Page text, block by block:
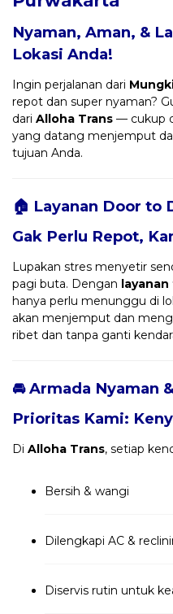
Nyaman, Aman, &
Lokasi Anda!
Ingin perjalanan dari
repot dan super nyaman?
dari Alloha Trans — cukup
yang datang menjemput
tujuan Anda.
🏠 Layanan Door to
Gak Perlu Repot,
Lupakan stres menyetir
pagi buta. Dengan
hanya perlu menunggu di
akan menjemput dan
ribet dan tanpa ganti
🚘 Armada Nyaman
Prioritas Kami:
Di Alloha Trans, setiap
Bersih & wangi
Dilengkapi AC &
Diservis rutin untuk